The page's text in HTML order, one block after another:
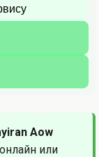
Aow
или